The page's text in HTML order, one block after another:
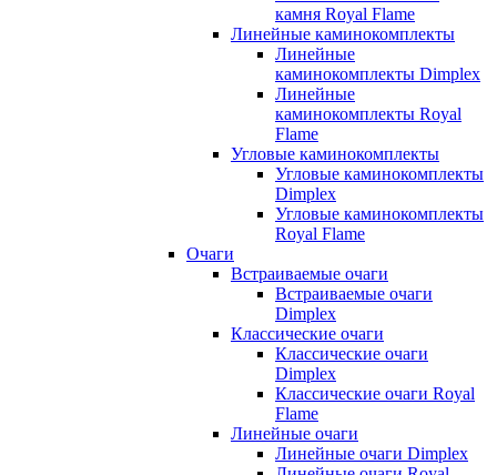
камня Royal Flame
Линейные каминокомплекты
Линейные
каминокомплекты Dimplex
Линейные
каминокомплекты Royal
Flame
Угловые каминокомплекты
Угловые каминокомплекты
Dimplex
Угловые каминокомплекты
Royal Flame
Очаги
Встраиваемые очаги
Встраиваемые очаги
Dimplex
Классические очаги
Классические очаги
Dimplex
Классические очаги Royal
Flame
Линейные очаги
Линейные очаги Dimplex